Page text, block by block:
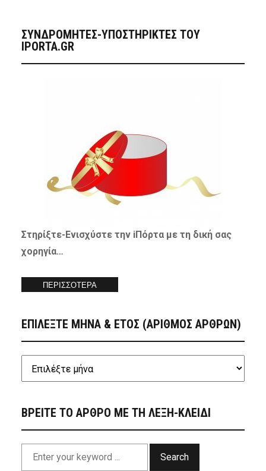
ΣΥΝΔΡΟΜΗΤΈΣ-ΥΠΟΣΤΗΡΙΚΤΈΣ ΤΟΥ
IPORTA.GR
Στηρίξτε-Ενισχύστετην iΠόρτα με τη δική σας
χορηγία…
ΠΕΡΙΣΣΟΤΕΡΑ
ΕΠΙΛΕΞΤΕ ΜΗΝΑ & ΕΤΟΣ (ΑΡΙΘΜΟΣ ΑΡΘΡΩΝ)
ΒΡΕΙΤΕ ΤΟ ΑΡΘΡΟ ΜΕ ΤΗ ΛΕΞΗ-ΚΛΕΙΔΙ
Search